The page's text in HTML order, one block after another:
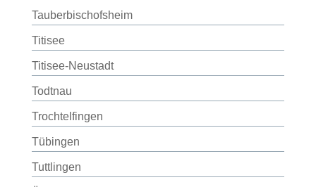
Tauberbischofsheim
Titisee
Titisee-Neustadt
Todtnau
Trochtelfingen
Tübingen
Tuttlingen